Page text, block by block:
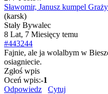
Sławomir, Janusz kumpel
(karsk)
Stały Bywalec
8 Lat, 7 Miesięcy temu
#443244
Fajnie, ale ja wolalbym w
osiagniecie.
Zgłoś wpis
Oceń wpis:-1
Odpowiedz
Cytuj